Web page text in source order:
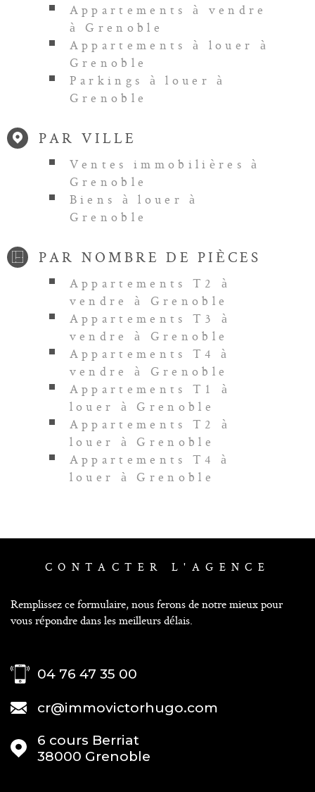
Appartements à vendre
à Grenoble
Appartements à louer à
Grenoble
Parkings à louer à
Grenoble
PAR VILLE
Ventes immobilières à
Grenoble
Biens à louer à
Grenoble
PAR NOMBRE DE PIÈCES
Appartements T2 à
vendre à Grenoble
Appartements T3 à
vendre à Grenoble
Appartements T4 à
vendre à Grenoble
Appartements T1 à
louer à Grenoble
Appartements T2 à
louer à Grenoble
Appartements T4 à
louer à Grenoble
CONTACTER L'AGENCE
Remplissez ce formulaire, nous ferons de notre mieux pour
vous répondre dans les meilleurs délais.
04 76 47 35 00
cr@immovictorhugo.com
6 cours Berriat
38000
Grenoble